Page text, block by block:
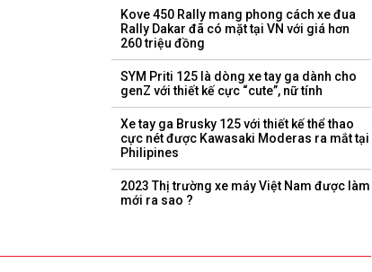
Kove 450 Rally mang phong cách xe đua
Rally Dakar đã có mặt tại VN với giá hơn
260 triệu đồng
SYM Priti 125 là dòng xe tay ga dành cho
genZ với thiết kế cực “cute”, nữ tính
Xe tay ga Brusky 125 với thiết kế thể thao
cực nét được Kawasaki Moderas ra mắt tại
Philipines
2023 Thị trường xe máy Việt Nam được làm
mới ra sao ?